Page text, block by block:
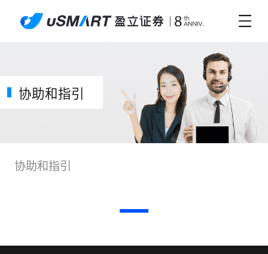
协助和指引
协助和指引